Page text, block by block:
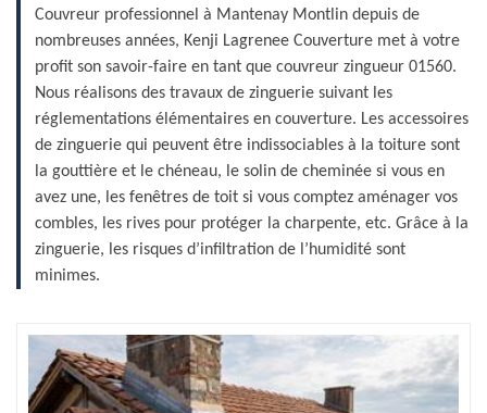
Couvreur professionnel à Mantenay Montlin depuis de
nombreuses années, Kenji Lagrenee Couverture met à votre
profit son savoir-faire en tant que couvreur zingueur 01560.
Nous réalisons des travaux de zinguerie suivant les
réglementations élémentaires en couverture. Les accessoires
de zinguerie qui peuvent être indissociables à la toiture sont
la gouttière et le chéneau, le solin de cheminée si vous en
avez une, les fenêtres de toit si vous comptez aménager vos
combles, les rives pour protéger la charpente, etc. Grâce à la
zinguerie, les risques d’infiltration de l’humidité sont
minimes.